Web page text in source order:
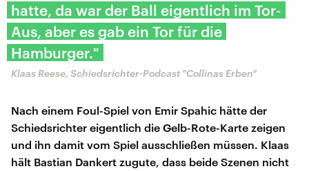
hatte, da war der Ball eigentlich im Tor-
Aus, aber es gab ein Tor für die
Hamburger."
Klaas Reese, Schiedsrichter-Podcast "Collinas Erben"
Nach einem Foul-Spiel von Emir Spahic hätte der
Schiedsrichter eigentlich die Gelb-Rote-Karte zeigen
und ihn damit vom Spiel ausschließen müssen. Klaas
hält Bastian Dankert zugute, dass beide Szenen nicht